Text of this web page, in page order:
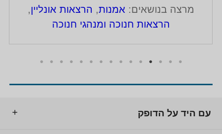
מרצה בנושאים: אמנות, הרצאות אונליין,
הרצאות חנוכה ומנהגי חנוכה
עם היד על הדופק